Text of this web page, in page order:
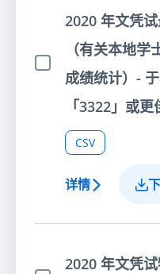
选择项目
2020 年文凭
（有关本地
成绩统计）-
「3322」或
CSV
详情
2020 年文凭